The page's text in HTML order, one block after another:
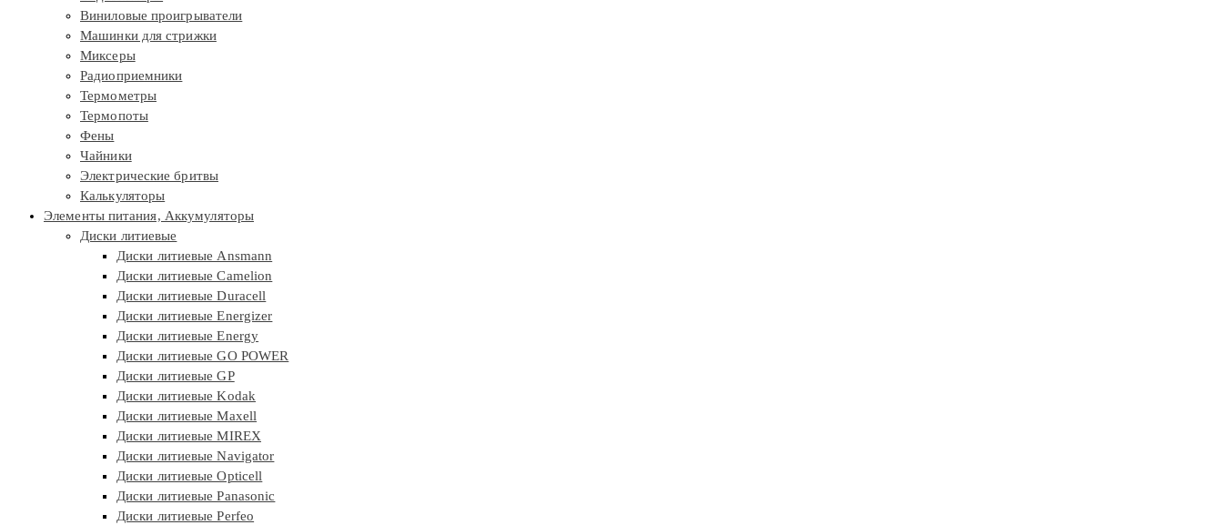
Виниловые проигрыватели
Машинки для стрижки
Миксеры
Радиоприемники
Термометры
Термопоты
Фены
Чайники
Электрические бритвы
Калькуляторы
Элементы питания, Аккумуляторы
Диски литиевые
Диски литиевые Ansmann
Диски литиевые Camelion
Диски литиевые Duracell
Диски литиевые Energizer
Диски литиевые Energy
Диски литиевые GO POWER
Диски литиевые GP
Диски литиевые Kodak
Диски литиевые Maxell
Диски литиевые MIREX
Диски литиевые Navigator
Диски литиевые Opticell
Диски литиевые Panasonic
Диски литиевые Perfeo